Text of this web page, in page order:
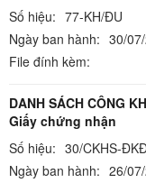
Số hiệu: 77-KH/ĐU
Ngày ban hành: 30/
File đính kèm:
DANH SÁCH CÔNG
Giấy chứng nhận
Số hiệu: 30/CKHS-
Ngày ban hành: 26/